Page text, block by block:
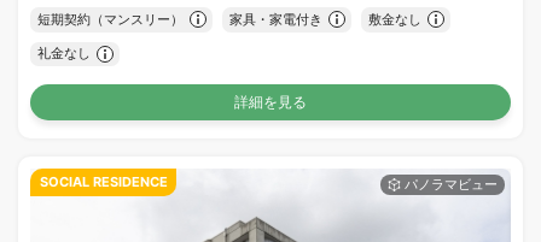
短期契約（マンスリー） 家具・家電付き 敷金なし
礼金なし
詳細を見る
SOCIAL RESIDENCE